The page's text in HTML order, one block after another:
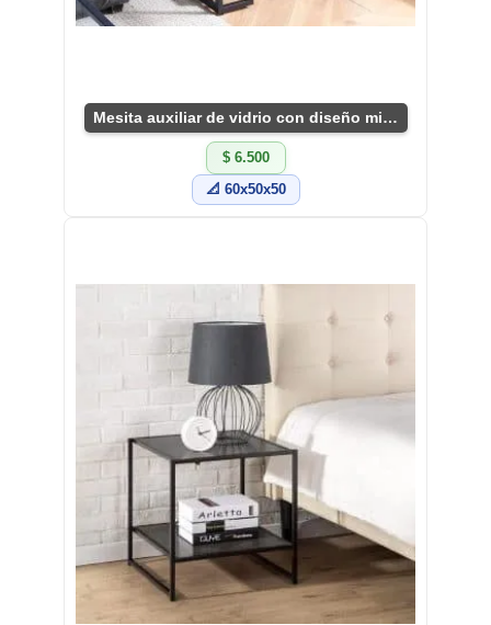
Mesita auxiliar de vidrio con diseño minimalista
$ 6.500
📐 60x50x50